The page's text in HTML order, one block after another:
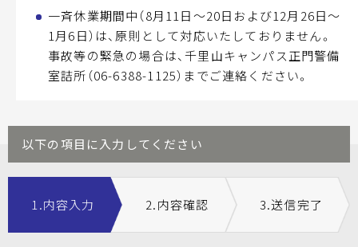
一斉休業期間中（8月11日～20日および12月26日～
1月6日）は、原則として対応いたしておりません。
事故等の緊急の場合は、千里山キャンパス正門警備
室詰所（06-6388-1125）までご連絡ください。
以下の項目に入力してください
1.内容入力 2.内容確認 3.送信完了